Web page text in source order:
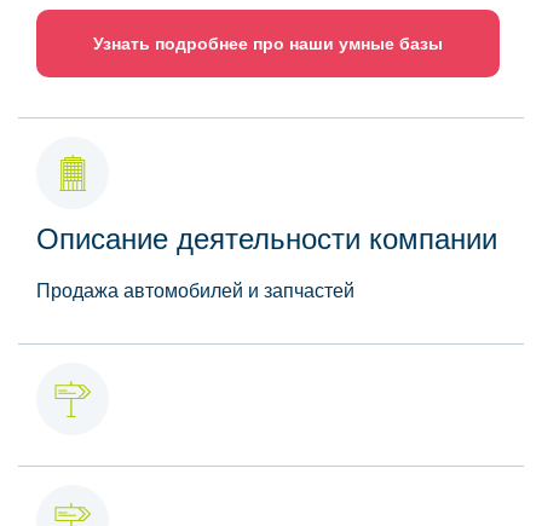
Узнать подробнее про наши умные базы
Описание деятельности компании
Продажа автомобилей и запчастей